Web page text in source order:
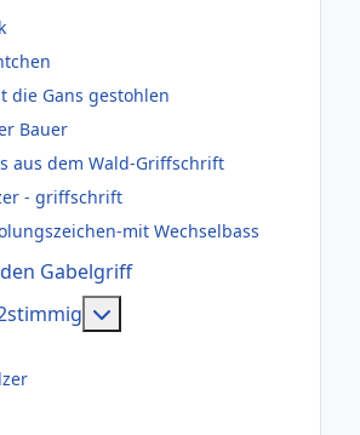
die Gans gestohlen
Bauer
aus dem Wald-Griffschrift
- griffschrift
mit Wechselbass
Gabelgriff